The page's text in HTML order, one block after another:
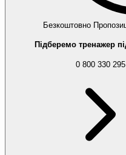
Безкоштовно
Підберемо тренажер
0 800 330 295